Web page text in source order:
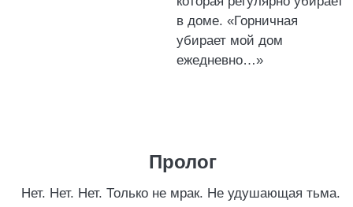
в доме. «Горничная
убирает мой дом
ежедневно…»
Пролог
Нет. Нет. Нет. Только не мрак. Не удушающая тьма.